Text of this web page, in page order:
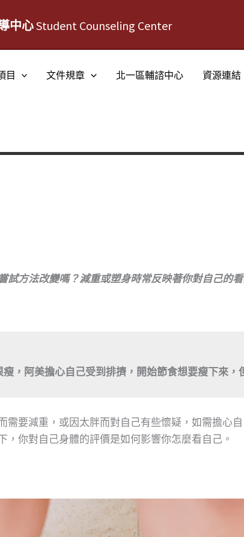
中心Student Counseling Center
目 文件規章 北一區輔諮中心 資源連結
試方法改變嗎？減重或塑身時常反映著你對自己的
，阿美擔心自己受到排擠，開始節食想要瘦下來
要減重，或因太胖而對自己有些懷疑，如需擔心
你對自己身體的評價是如何影響你怎麼看自己。